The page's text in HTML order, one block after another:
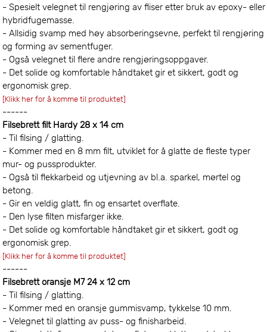
- Spesielt velegnet til rengjøring av fliser etter bruk av epoxy- eller
hybridfugemasse.
- Allsidig svamp med høy absorberingsevne, perfekt til rengjøring
og forming av sementfuger.
- Også velegnet til flere andre rengjøringsoppgaver.
- Det solide og komfortable håndtaket gir et sikkert, godt og
ergonomisk grep.
[Klikk her for å komme til produktet]
------
Filsebrett filt Hardy 28 x 14 cm
- Til filsing / glatting.
- Kommer med en 8 mm filt, utviklet for å glatte de fleste typer
mur- og pussprodukter.
- Også til flekkarbeid og utjevning av bl.a. sparkel, mørtel og
betong.
- Gir en veldig glatt, fin og ensartet overflate.
- Den lyse filten misfarger ikke.
- Det solide og komfortable håndtaket gir et sikkert, godt og
ergonomisk grep.
[Klikk her for å komme til produktet]
------
Filsebrett oransje M7 24 x 12 cm
- Til filsing / glatting.
- Kommer med en oransje gummisvamp, tykkelse 10 mm.
- Velegnet til glatting av puss- og finisharbeid.